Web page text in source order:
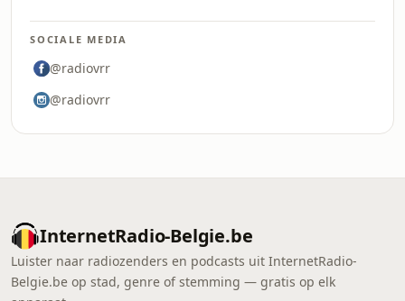
SOCIALE MEDIA
@radiovrr
@radiovrr
InternetRadio-Belgie.be
Luister naar radiozenders en podcasts uit InternetRadio-
Belgie.be op stad, genre of stemming — gratis op elk